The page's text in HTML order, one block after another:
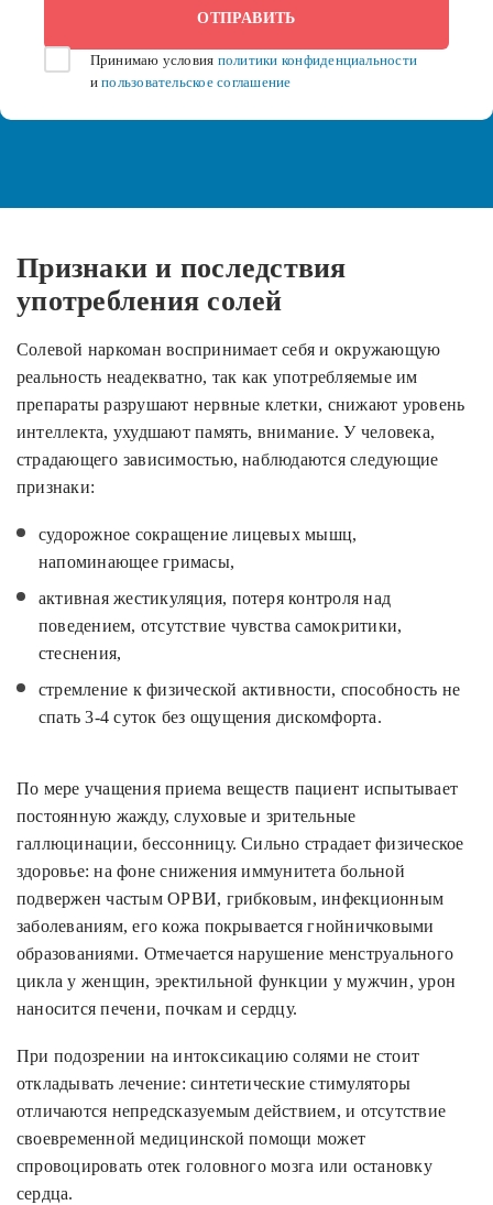
Принимаю условия политики конфиденциальности
ипользовательское соглашение
Признаки и последствия
употребления солей
Солевой наркоман воспринимает себя и окружающую
реальность неадекватно, так как употребляемые им
препараты разрушают нервные клетки, снижают уровень
интеллекта, ухудшают память, внимание. У человека,
страдающего зависимостью, наблюдаются следующие
признаки:
судорожное сокращение лицевых мышц,
напоминающее гримасы,
активная жестикуляция, потеря контроля над
поведением, отсутствие чувства самокритики,
стеснения,
стремление к физической активности, способность не
спать 3-4 суток без ощущения дискомфорта.
По мере учащения приема веществ пациент испытывает
постоянную жажду, слуховые и зрительные
галлюцинации, бессонницу. Сильно страдает физическое
здоровье: на фоне снижения иммунитета больной
подвержен частым ОРВИ, грибковым, инфекционным
заболеваниям, его кожа покрывается гнойничковыми
образованиями. Отмечается нарушение менструального
цикла у женщин, эректильной функции у мужчин, урон
наносится печени, почкам и сердцу.
При подозрении на интоксикацию солями не стоит
откладывать лечение: синтетические стимуляторы
отличаются непредсказуемым действием, и отсутствие
своевременной медицинской помощи может
спровоцировать отек головного мозга или остановку
сердца.